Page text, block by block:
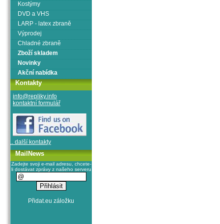
Kostýmy
DVD a VHS
LARP - latex zbraně
Výprodej
Chladné zbraně
Zboží skladem
Novinky
Akční nabídka
Kontakty
info@repliky.info
kontaktní formulář
.. další kontakty
MailNews
Zadejte svoji e-mail adresu, chcete-
li dostávat zprávy z našeho serveru